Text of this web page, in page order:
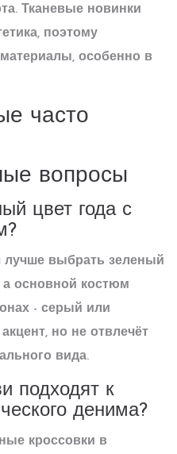
Тканевые новинки
поэтому
особенно в
часто
вопросы
цвет года с
выбрать зеленый
а основной костюм
- серый или
но не отвлечёт
вида.
подходят к
денима?
кроссовки в